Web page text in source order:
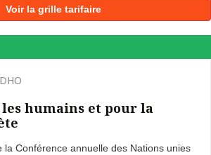
Voir la grille tarifaire
humains et pour la
la Conférence annuelle des Nations unies